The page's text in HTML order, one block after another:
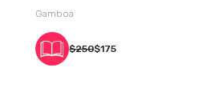
Gamboa
$250$175